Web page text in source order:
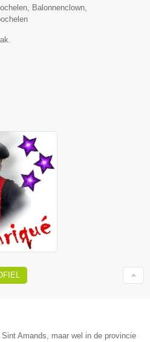
Balonnenclown,
Amands, maar wel in de provincie